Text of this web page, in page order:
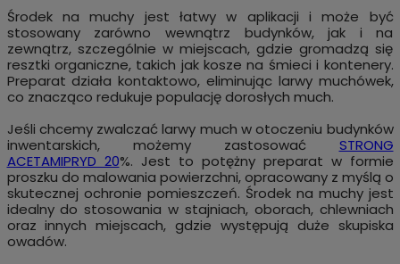
Środek na muchy jest łatwy w aplikacji i może być
stosowany zarówno wewnątrz budynków, jak i na
zewnątrz, szczególnie w miejscach, gdzie gromadzą się
resztki organiczne, takich jak kosze na śmieci i kontenery.
Preparat działa kontaktowo, eliminując larwy muchówek,
co znacząco redukuje populację dorosłych much.
Jeśli chcemy zwalczać larwy much w otoczeniu budynków
inwentarskich, możemy zastosować STRONG
ACETAMIPRYD 20%. Jest to potężny preparat w formie
proszku do malowania powierzchni, opracowany z myślą o
skutecznej ochronie pomieszczeń. Środek na muchy jest
idealny do stosowania w stajniach, oborach, chlewniach
oraz innych miejscach, gdzie występują duże skupiska
owadów.